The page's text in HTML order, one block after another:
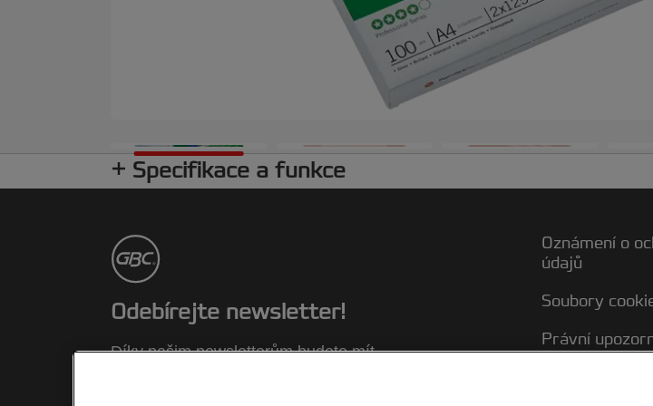
Specifikace a funkce
Odebírejte newsletter!
Díky našim newsletterům budete mít
Oznámení o
údajů
Soubory
Právní